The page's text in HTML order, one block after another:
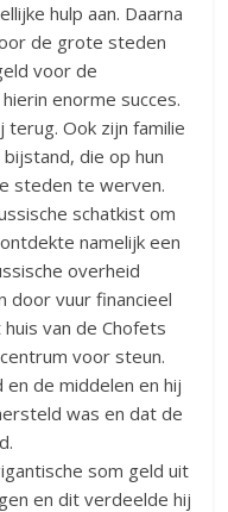
hulp aan. Daarna
de grote steden
voor de
enorme succes.
Ook zijn familie
die op hun
steden te werven.
schatkist om
namelijk een
overheid
vuur financieel
van de Chofets
voor steun.
de middelen en hij
was en dat de
som geld uit
en dit verdeelde hij